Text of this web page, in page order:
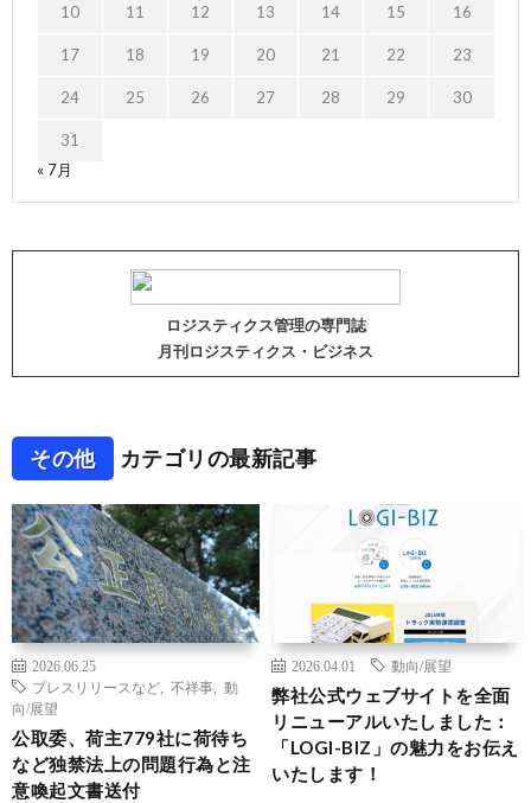
10 11 12 13 14 15 16
17 18 19 20 21 22 23
24 25 26 27 28 29 30
31
« 7月
ロジスティクス管理の専門誌
月刊ロジスティクス・ビジネス
その他 カテゴリの最新記事
2026.06.25
プレスリリースなど
不祥事
動
向/展望
公取委、荷主779社に荷待ち
など独禁法上の問題行為と注
意喚起文書送付
2026.04.01 動向/展望
弊社公式ウェブサイトを全面
リニューアルいたしました：
「LOGI-BIZ」の魅力をお伝え
いたします！